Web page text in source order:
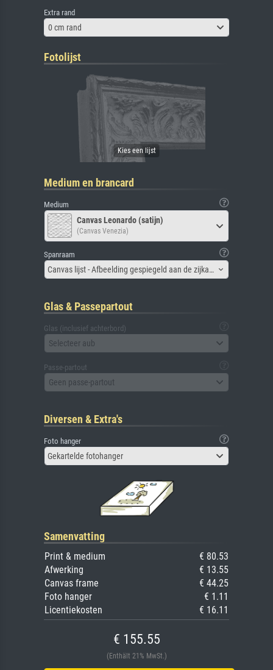
Extra rand
0 cm rand
Fotolijst
Medium en brancard
Medium
Canvas Leonardo (satijn)
(Canvas Venezia)
Spanraam
Canvas lijst - Afbeelding gespiegeld aan de zijkant
Glas & Passepartout
Glas (inclusief achterbord)
Selecteer aub
Passe-partout
Geen passe-partout
Diversen & Extra's
Foto hanger
Gekartelde fotohanger
Samenvatting
Print & medium
€ 80.53
Afwerking
€ 13.55
Canvas frame
€ 44.25
Foto hanger
€ 1.11
Licentiekosten
€ 16.11
€ 155.55
(Enthält 21% MwSt.)